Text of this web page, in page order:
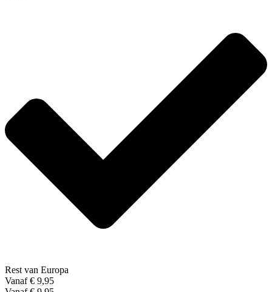
Rest van Europa
Vanaf € 9,95